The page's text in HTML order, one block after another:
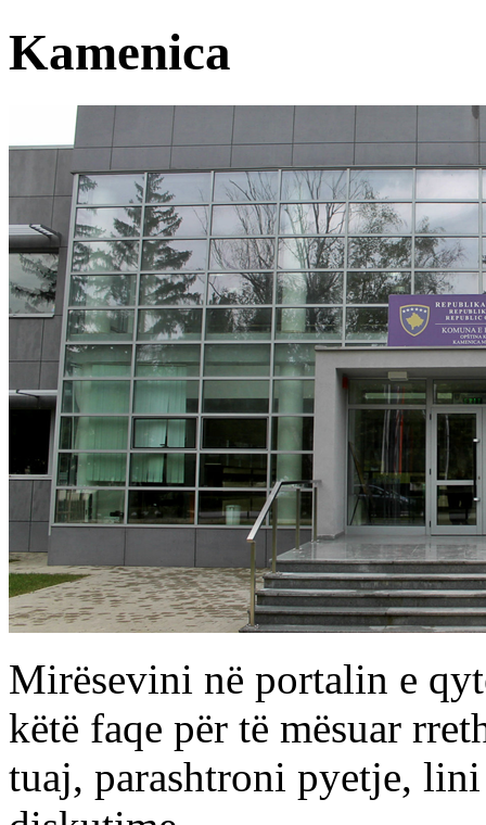
Kamenica
Mirësevini në portalin e
këtë faqe për të mësuar
tuaj, parashtroni pyetje,